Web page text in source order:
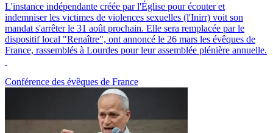
L'instance indépendante créée par l'Église pour écouter et
indemniser les victimes de violences sexuelles (l'Inirr) voit son
mandat s'arrêter le 31 août prochain. Elle sera remplacée par le
dispositif local "Renaître", ont annoncé le 26 mars les évêques de
France, rassemblés à Lourdes pour leur assemblée plénière annuelle.
Conférence des évêques de France